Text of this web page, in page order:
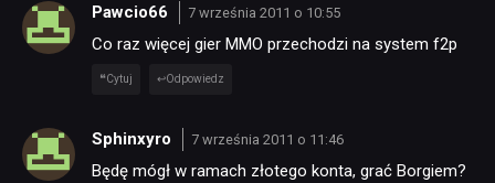
Pawcio66 7 września 2011 o 10:55
Co raz więcej gier MMO przechodzi na system f2p
Cytuj Odpowiedz
Sphinxyro 7 września 2011 o 11:46
Będę mógł w ramach złotego konta, grać Borgiem?